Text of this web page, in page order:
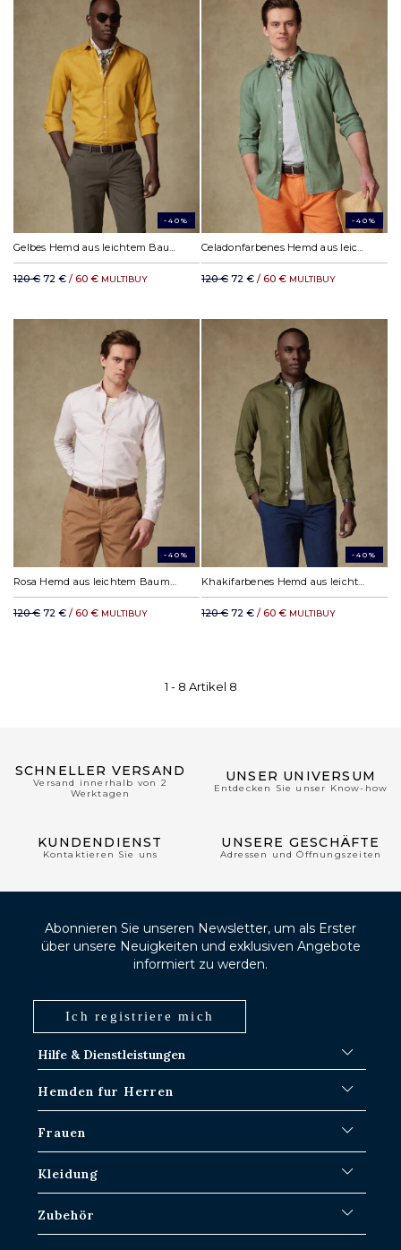
-40%
Gelbes Hemd aus leichtem Baumwollstoff
120 € 72 € / 60 € MULTIBUY
-40%
Celadonfarbenes Hemd aus leichtem Baumwollstoff
120 € 72 € / 60 € MULTIBUY
-40%
Rosa Hemd aus leichtem Baumwollstoff
120 € 72 € / 60 € MULTIBUY
-40%
Khakifarbenes Hemd aus leichtem Baumwollstoff
120 € 72 € / 60 € MULTIBUY
1 - 8 Artikel 8
SCHNELLER VERSAND
Versand innerhalb von 2
Werktagen
UNSER UNIVERSUM
Entdecken Sie unser Know-how
KUNDENDIENST
Kontaktieren Sie uns
UNSERE GESCHÄFTE
Adressen und Öffnungszeiten
Hilfe & Dienstleistungen
Versand-Verfahren
Umtausch in Paris-IDF-Läden
Hemden fur Herren
Blaue Hemden
Karierte Hemden
Kurzarm-Hemden für Herren
Frauen
Weiße Hemden
Übergroße Damenhemden
Kleidung
Pullover & Sweatshirts
Zubehör
Abonnieren Sie unseren Newsletter, um als Erster
über unsere Neuigkeiten und exklusiven Angebote
informiert zu werden.
Ich registriere mich